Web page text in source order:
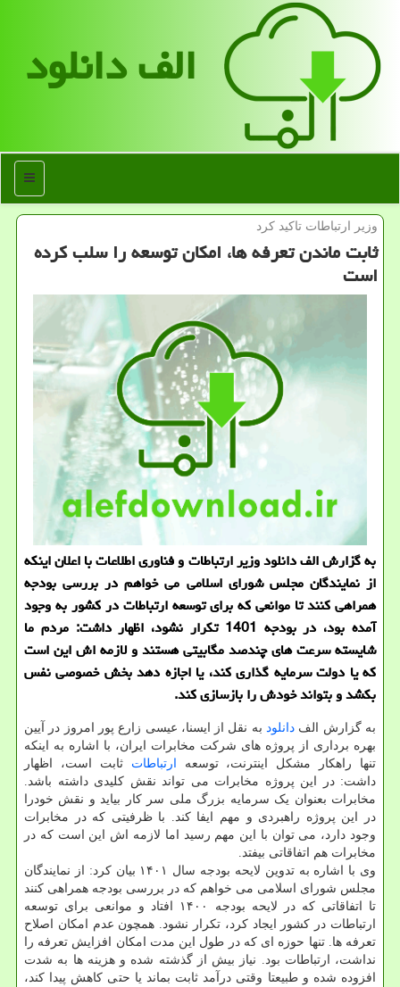
الف دانلود
منو
وزیر ارتباطات تاكید كرد
ثابت ماندن تعرفه ها، امکان توسعه را سلب کرده
است
به گزارش الف دانلود وزیر ارتباطات و فناوری اطلاعات با اعلان اینکه
از نمایندگان مجلس شورای اسلامی می خواهم در بررسی بودجه
همراهی کنند تا موانعی که برای توسعه ارتباطات در کشور به وجود
آمده بود، در بودجه 1401 تکرار نشود، اظهار داشت: مردم ما
شایسته سرعت های چندصد مگابیتی هستند و لازمه اش این است
که یا دولت سرمایه گذاری کند، یا اجازه دهد بخش خصوصی نفس
بکشد و بتواند خودش را بازسازی کند.
به گزارش الف دانلود به نقل از ایسنا، عیسی زارع پور امروز در آیین
بهره برداری از پروژه های شرکت مخابرات ایران، با اشاره به اینکه
تنها راهکار مشکل اینترنت، توسعه ارتباطات ثابت است، اظهار
داشت: در این پروژه مخابرات می تواند نقش کلیدی داشته باشد.
مخابرات بعنوان یک سرمایه بزرگ ملی سر کار بیاید و نقش خودرا
در این پروژه راهبردی و مهم ایفا کند. با ظرفیتی که در مخابرات
وجود دارد، می توان با این مهم رسید اما لازمه اش این است که در
مخابرات هم اتفاقاتی بیفتد.
وی با اشاره به تدوین لایحه بودجه سال ۱۴۰۱ بیان کرد: از نمایندگان
مجلس شورای اسلامی می خواهم که در بررسی بودجه همراهی کنند
تا اتفاقاتی که در لایحه بودجه ۱۴۰۰ افتاد و موانعی برای توسعه
ارتباطات در کشور ایجاد کرد، تکرار نشود. همچون عدم امکان اصلاح
تعرفه ها. تنها حوزه ای که در طول این مدت امکان افزایش تعرفه را
نداشت، ارتباطات بود. نیاز بیش از گذشته شده و هزینه ها به شدت
افزوده شده و طبیعتا وقتی درآمد ثابت بماند یا حتی کاهش پیدا کند،